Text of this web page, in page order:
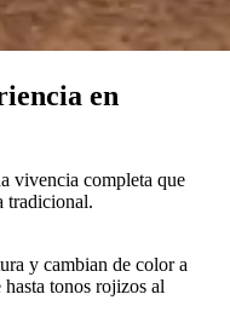
en
vivencia completa que
tradicional.
y cambian de color a
tonos rojizos al